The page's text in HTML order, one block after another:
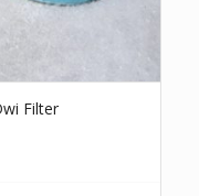
Filter